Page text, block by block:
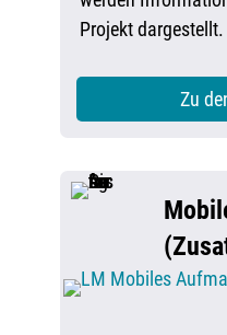
Projekt dargestellt.
Zu